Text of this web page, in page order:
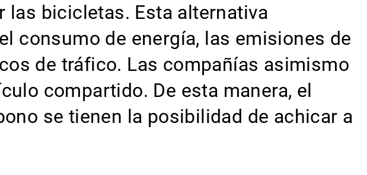
las bicicletas. Esta alternativa
consumo de energía, las emisiones de
de tráfico. Las compañías asimismo
compartido. De esta manera, el
se tienen la posibilidad de achicar a